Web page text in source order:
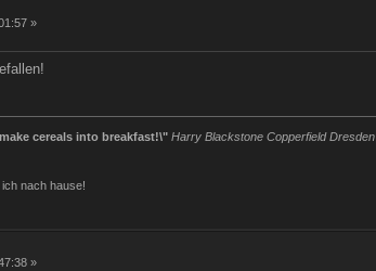
»
cereals into breakfast!\" Harry Blackstone Copperfield Dresden
nach hause!
»